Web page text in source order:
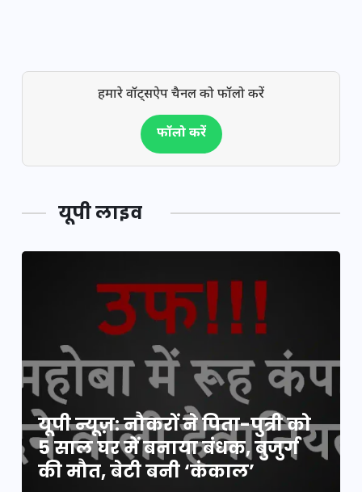
हमारे वॉट्सऐप चैनल को फॉलो करें
फॉलो करें
यूपी लाइव
यूपी न्यूज़: नौकरों ने पिता-पुत्री को
5 साल घर में बनाया बंधक, बुजुर्ग
की मौत, बेटी बनी ‘कंकाल’